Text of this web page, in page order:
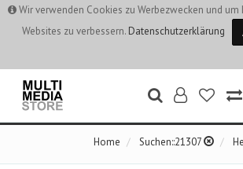
Wir verwenden Cookies zu Werbezwecken und um
Websites zu verbessern. Datenschutzerklärung
Home Suchen::21307